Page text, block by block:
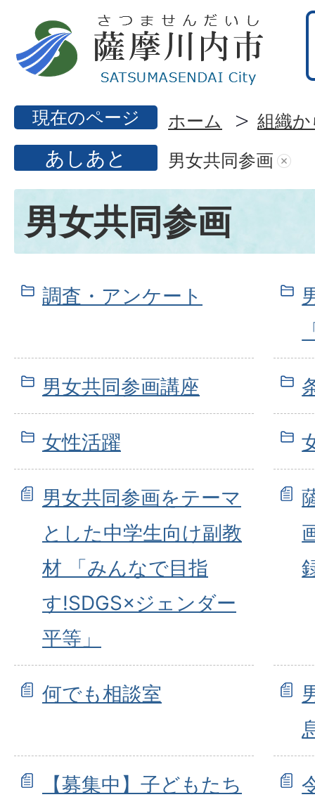
現在のページ ホーム 組織
あしあと 男女共同参画
男女共同参画
調査・アンケート
男女共同参画講座
女性活躍
男女共同参画をテーマ
とした中学生向け副教
材 「みんなで目指
す!SDGS×ジェンダー
平等」
何でも相談室
【募集中】子どもたち